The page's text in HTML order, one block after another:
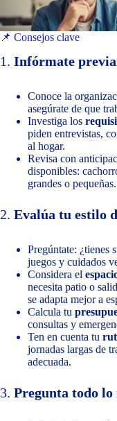
📌 Consejos clave
1. Infórmate
Conoce la
asegúrate de que
Investiga los
piden entrevistas,
al hogar.
Revisa con
disponibles:
grandes o pequeñas.
2. Evalúa tu estilo
Pregúntate: ¿tienes
juegos y cuidados
Considera el
necesita patio o
se adapta mejor a
Calcula tu
consultas y
Ten en cuenta tu
jornadas largas de
adecuada.
3. Pregunta todo lo